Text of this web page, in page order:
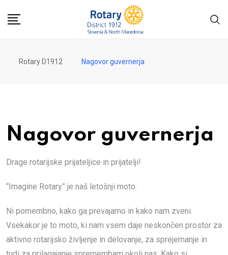
Rotary D1912 Nagovor guvernerja
Nagovor guvernerja
Drage rotarijske prijateljice in prijatelji!
“Imagine Rotary” je naš letošnji moto.
Ni pomembno, kako ga prevajamo in kako nam zveni.
Vsekakor je to moto, ki nam vsem daje neskončen prostor za
aktivno rotarijsko življenje in delovanje, za sprejemanje in